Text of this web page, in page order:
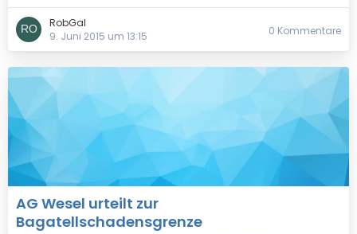
RobGal
9. Juni 2015 um 13:15
0 Kommentare
AG Wesel urteilt zur
Bagatellschadensgrenze